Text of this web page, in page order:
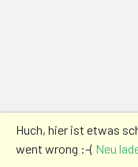
Huch, hier ist etwas
went wrong :-( Neu